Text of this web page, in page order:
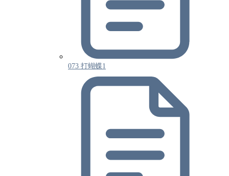
073 打蝴蝶1